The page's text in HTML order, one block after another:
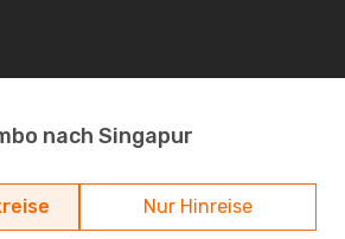
nach Singapur
Nur Hinreise